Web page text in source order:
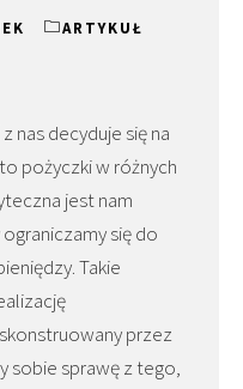
ARTYKUŁ
nas decyduje się na
pożyczki w różnych
jest nam
się do
Takie
przez
sobie sprawę z tego,